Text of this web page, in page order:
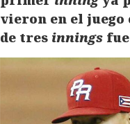
vieron en el
de tres innings